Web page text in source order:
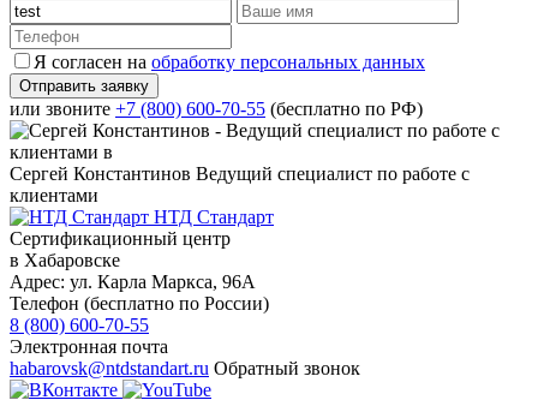
Я согласен на обработку персональных данных
или звоните +7 (800) 600-70-55 (бесплатно по РФ)
Сергей Константинов Ведущий специалист по работе с
клиентами
НТД Стандарт
Сертификационный центр
в Хабаровске
Адрес: ул. Карла Маркса, 96А
Телефон (бесплатно по России)
8 (800) 600-70-55
Электронная почта
habarovsk@ntdstandart.ru Обратный звонок